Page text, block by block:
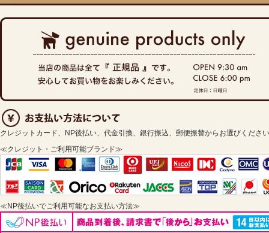
クレジットカード、NP後払い、代金引換、銀行振込、郵便振替からお選びくださ
≪クレジット・ご利用可能ブランド≫
≪NP後払いでご利用可能なお支払い方法≫